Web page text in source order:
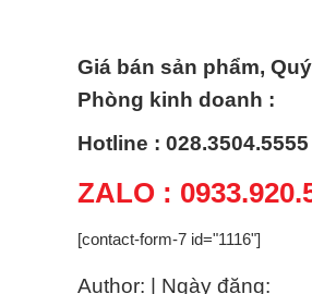
Giá bán sản phẩm,
Phòng kinh doanh :
Hotline :
ZALO :
[contact-form-7 id="1116"]
Author: | Ngày đăng: